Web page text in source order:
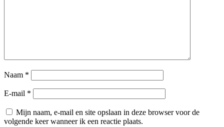
Naam *
E-mail *
Mijn naam, e-mail en site opslaan in deze browser voor de
volgende keer wanneer ik een reactie plaats.